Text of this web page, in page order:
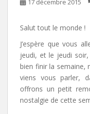
Salut tout le monde !
J’espère que vous
jeudi, et le jeudi
bien finir la semaine,
viens vous parler,
offrons un petit
nostalgie de cette